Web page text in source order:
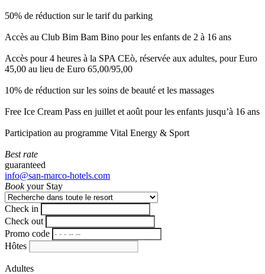
50% de réduction sur le tarif du parking
Accès au Club Bim Bam Bino pour les enfants de 2 à 16 ans
Accès pour 4 heures à la SPA CEò, réservée aux adultes, pour Euro
45,00 au lieu de Euro 65,00/95,00
10% de réduction sur les soins de beauté et les massages
Free Ice Cream Pass en juillet et août pour les enfants jusqu’à 16 ans
Participation au programme Vital Energy & Sport
Best rate
guaranteed
info@san-marco-hotels.com
Bookyour Stay
Check in
Check out
Promo code
Hôtes
Adultes